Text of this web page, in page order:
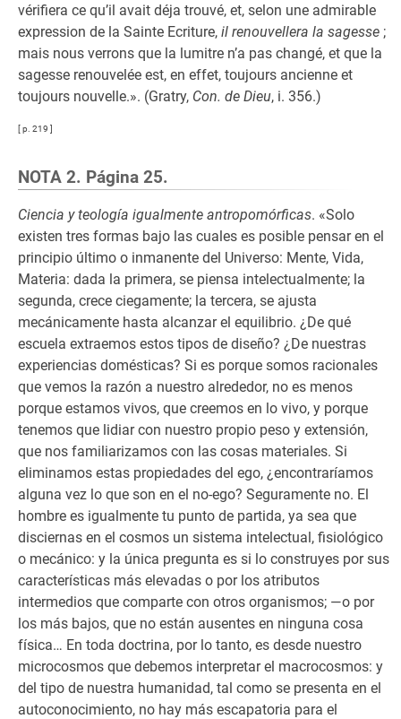
vérifiera ce qu’il avait déja trouvé, et, selon une admirable
expression de la Sainte Ecriture, il renouvellera la sagesse ;
mais nous verrons que la lumitre n’a pas changé, et que la
sagesse renouvelée est, en effet, toujours ancienne et
toujours nouvelle.». (Gratry, Con. de Dieu, i. 356.)
[ p. 219 ]
NOTA 2. Página 25.
Ciencia y teología igualmente antropomórficas. «Solo
existen tres formas bajo las cuales es posible pensar en el
principio último o inmanente del Universo: Mente, Vida,
Materia: dada la primera, se piensa intelectualmente; la
segunda, crece ciegamente; la tercera, se ajusta
mecánicamente hasta alcanzar el equilibrio. ¿De qué
escuela extraemos estos tipos de diseño? ¿De nuestras
experiencias domésticas? Si es porque somos racionales
que vemos la razón a nuestro alrededor, no es menos
porque estamos vivos, que creemos en lo vivo, y porque
tenemos que lidiar con nuestro propio peso y extensión,
que nos familiarizamos con las cosas materiales. Si
eliminamos estas propiedades del ego, ¿encontraríamos
alguna vez lo que son en el no-ego? Seguramente no. El
hombre es igualmente tu punto de partida, ya sea que
disciernas en el cosmos un sistema intelectual, fisiológico
o mecánico: y la única pregunta es si lo construyes por sus
características más elevadas o por los atributos
intermedios que comparte con otros organismos; —o por
los más bajos, que no están ausentes en ninguna cosa
física… En toda doctrina, por lo tanto, es desde nuestro
microcosmos que debemos interpretar el macrocosmos: y
del tipo de nuestra humanidad, tal como se presenta en el
autoconocimiento, no hay más escapatoria para el